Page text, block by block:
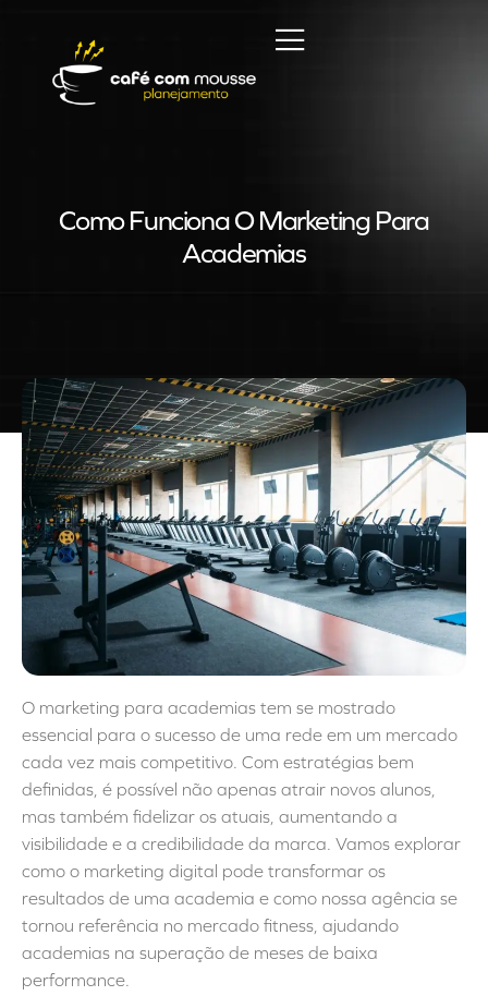
Como Funciona O Marketing Para
Academias
O marketing para academias tem se mostrado
essencial para o sucesso de uma rede em um mercado
cada vez mais competitivo. Com estratégias bem
definidas, é possível não apenas atrair novos alunos,
mas também fidelizar os atuais, aumentando a
visibilidade e a credibilidade da marca. Vamos explorar
como o marketing digital pode transformar os
resultados de uma academia e como nossa agência se
tornou referência no mercado fitness, ajudando
academias na superação de meses de baixa
performance.